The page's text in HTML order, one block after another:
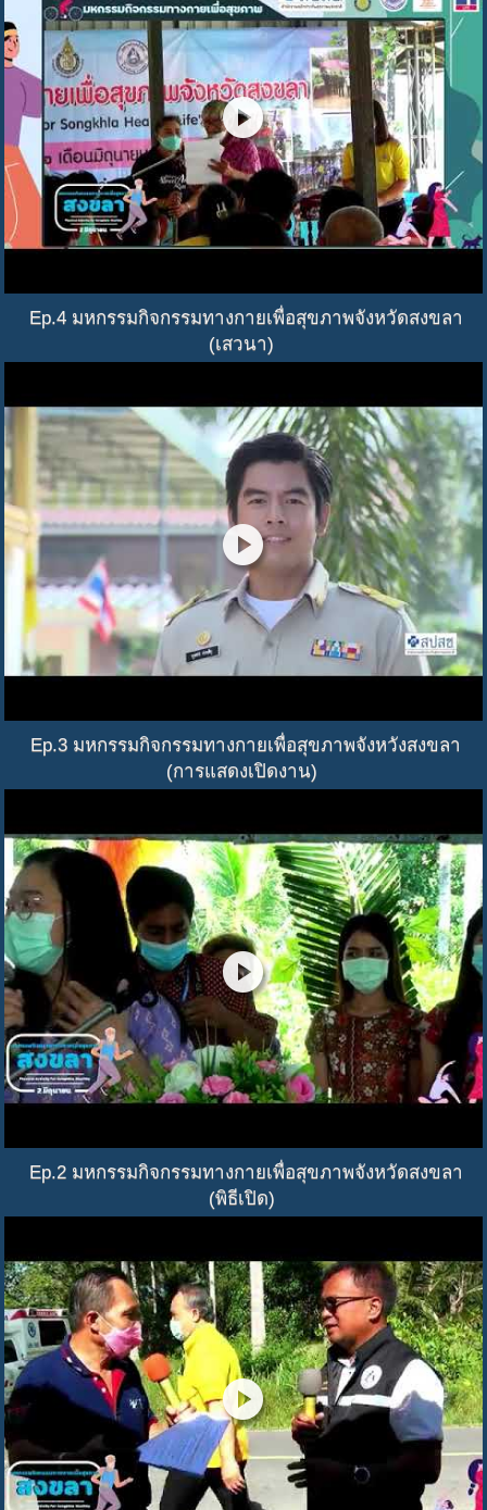
play_circle
Ep.4 มหกรรมกิจกรรมทางกายเพื่อสุขภาพจังหวัดสงขลา
(เสวนา)
play_circle
Ep.3 มหกรรมกิจกรรมทางกายเพื่อสุขภาพจังหวังสงขลา
(การแสดงเปิดงาน)
play_circle
Ep.2 มหกรรมกิจกรรมทางกายเพื่อสุขภาพจังหวัดสงขลา
(พิธีเปิด)
play_circle